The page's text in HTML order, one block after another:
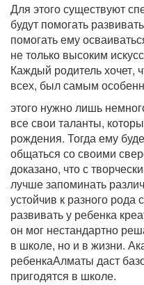
Для этого существуют
будут помогать
помогать ему
не только высоким
Каждый родитель хочет,
всех, был самым
этого нужно лишь
все свои таланты,
рождения. Тогда ему
общаться со своими
доказано, что с
лучше запоминать
устойчив к разного
развивать у ребенка
он мог нестандартно
в школе, но и в жизни.
ребенкаАлматы даст
пригодятся в школе.